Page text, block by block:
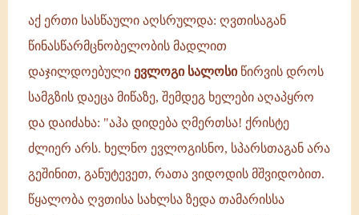
აქ ერთი სასწაული აღსრულდა: ღვთისაგან
წინასწარმცნობელობის მადლით
დაჯილდოებული ევლოგი სალოსიწირვის დროს
სამგზის დაეცა მიწაზე, შემდეგ ხელები აღაპყრო
და დაიძახა: "აჰა დიდება ღმერთსა! ქრისტე
ძლიერ არს. ხელნო ევლოგისნო, სპარსთაგან არა
გეშინით, განუტევეთ, რათა ვიდოდის მშვიდობით.
წყალობა ღვთისა სახლსა ზედა თამარისსა